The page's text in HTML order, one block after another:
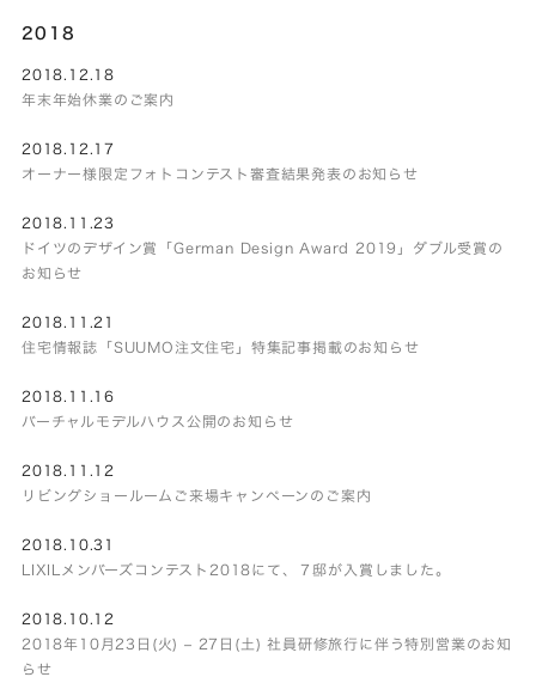
2018
2018.12.18
年末年始休業のご案内
2018.12.17
オーナー様限定フォトコンテスト審査結果発表のお知らせ
2018.11.23
ドイツのデザイン賞「German Design Award 2019」ダブル受賞の
お知らせ
2018.11.21
住宅情報誌「SUUMO注文住宅」特集記事掲載のお知らせ
2018.11.16
バーチャルモデルハウス公開のお知らせ
2018.11.12
リビングショールームご来場キャンペーンのご案内
2018.10.31
LIXILメンバーズコンテスト2018にて、７邸が入賞しました。
2018.10.12
2018年10月23日(火) – 27日(土) 社員研修旅行に伴う特別営業のお知
らせ